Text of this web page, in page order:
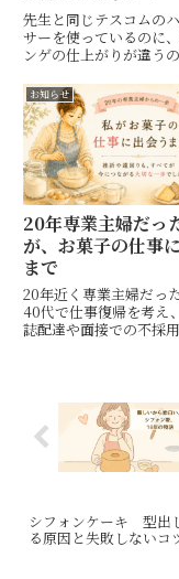
先生と同じテスコムの
サーを使っているのに
ンゲの仕上がりが違う
ごとの個体差など、教
感じていることをお話
お知らせ
20年専業主婦だっ
が、お菓子の仕事
まで
20年近く専業主婦だった
40代で仕事復帰を考え
誌配達や面接での不採
シフォンケーキ 型出
る原因と失敗しないコ